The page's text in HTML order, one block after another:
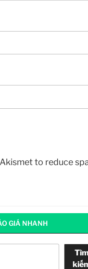
to reduce
GIÁ NHANH
Tìm